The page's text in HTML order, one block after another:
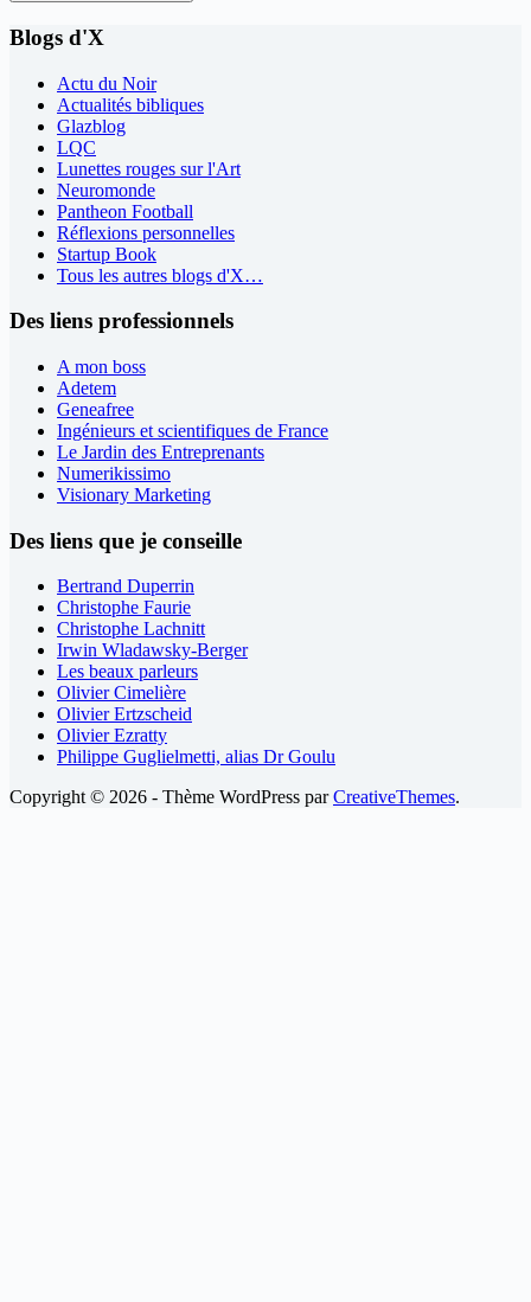
Blogs d'X
Actu du Noir
Actualités bibliques
Glazblog
LQC
Lunettes rouges sur l'Art
Neuromonde
Pantheon Football
Réflexions personnelles
Startup Book
Tous les autres blogs d'X…
Des liens professionnels
A mon boss
Adetem
Geneafree
Ingénieurs et scientifiques de France
Le Jardin des Entreprenants
Numerikissimo
Visionary Marketing
Des liens que je conseille
Bertrand Duperrin
Christophe Faurie
Christophe Lachnitt
Irwin Wladawsky-Berger
Les beaux parleurs
Olivier Cimelière
Olivier Ertzscheid
Olivier Ezratty
Philippe Guglielmetti, alias Dr Goulu
Copyright © 2026 - Thème WordPress parCreativeThemes.